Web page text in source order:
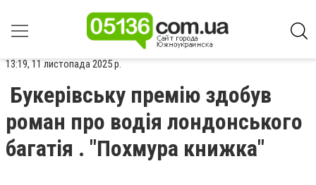
13:19, 11 листопада 2025 р.
Букерівську премію здобув
роман про водія лондонського
багатія . "Похмура книжка"